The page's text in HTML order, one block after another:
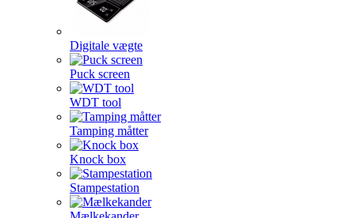
Digitale vægte
Puck screen
WDT tool
Tamping måtter
Knock box
Stampestation